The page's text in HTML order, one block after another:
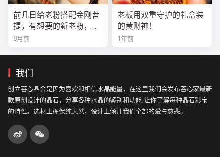
前几日给老粉搭配金刚菩
提，有想要的新老粉，都
可以来排队
8月前
老板用双重守护的礼盒装
的黄财神！
1年前
我们
创立菩心晶舍是因为喜欢和相信水晶能量，在这里我们会发布菩心家最新
款原创设计的晶石，分享各种水晶的鉴别和功能,让你了解每种晶石彩宝
的特性。选材上确保纯天然，设计上倾注我们全部的爱与慈悲。